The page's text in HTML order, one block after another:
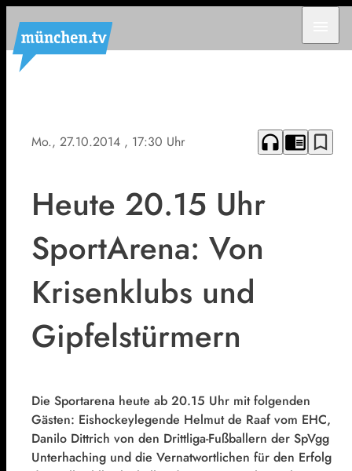
Mo., 27.10.2014 , 17:30 Uhr headphones chrome_reader_mode bookmark_border
Heute 20.15 Uhr
SportArena: Von
Krisenklubs und
Gipfelstürmern
Die Sportarena heute ab 20.15 Uhr mit folgenden
Gästen: Eishockeylegende Helmut de Raaf vom EHC,
Danilo Dittrich von den Drittliga-Fußballern der SpVgg
Unterhaching und die Vernatwortlichen für den Erfolg